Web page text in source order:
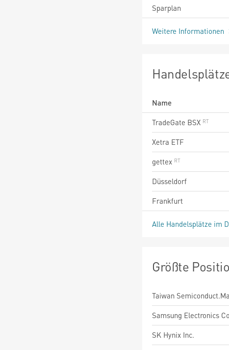
Sparplan
Weitere Informationen
Name
TradeGate BSX
Xetra ETF
gettex
Düsseldorf
Frankfurt
Alle Handelsplätze im
Größte
Taiwan
Samsung Electronics
SK Hynix Inc.